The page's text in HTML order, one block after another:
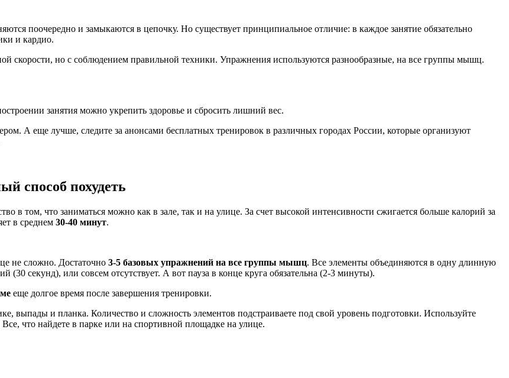
поочередно и замыкаются в цепочку. Но существует принципиальное отличие: в каждое занятие обязательно
и кардио.
скорости, но с соблюдением правильной техники. Упражнения используются разнообразные, на все группы мышц.
занятия можно укрепить здоровье и сбросить лишний вес.
А еще лучше, следите за анонсами бесплатных тренировок в различных городах России, которые организуют
способ похудеть
в том, что заниматься можно как в зале, так и на улице. За счет высокой интенсивности сжигается больше калорий за
в среднем 30-40 минут.
не сложно. Достаточно 3-5 базовых упражнений на все группы мышц. Все элементы объединяются в одну длинную
секунд), или совсем отсутствует. А вот пауза в конце круга обязательна (2-3 минуты).
еще долгое время после завершения тренировки.
выпады и планка. Количество и сложность элементов подстраиваете под свой уровень подготовки. Используйте
что найдете в парке или на спортивной площадке на улице.